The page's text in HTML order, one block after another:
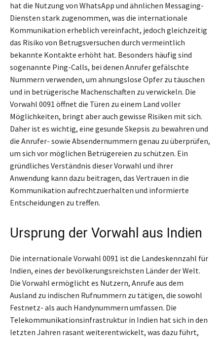
hat die Nutzung von WhatsApp und ähnlichen Messaging-
Diensten stark zugenommen, was die internationale
Kommunikation erheblich vereinfacht, jedoch gleichzeitig
das Risiko von Betrugsversuchen durch vermeintlich
bekannte Kontakte erhöht hat. Besonders häufig sind
sogenannte Ping-Calls, bei denen Anrufer gefälschte
Nummern verwenden, um ahnungslose Opfer zu täuschen
und in betrügerische Machenschaften zu verwickeln. Die
Vorwahl 0091 öffnet die Türen zu einem Land voller
Möglichkeiten, bringt aber auch gewisse Risiken mit sich.
Daher ist es wichtig, eine gesunde Skepsis zu bewahren und
die Anrufer- sowie Absendernummern genau zu überprüfen,
um sich vor möglichen Betrügereien zu schützen. Ein
gründliches Verständnis dieser Vorwahl und ihrer
Anwendung kann dazu beitragen, das Vertrauen in die
Kommunikation aufrechtzuerhalten und informierte
Entscheidungen zu treffen.
Ursprung der Vorwahl aus Indien
Die internationale Vorwahl 0091 ist die Landeskennzahl für
Indien, eines der bevölkerungsreichsten Länder der Welt.
Die Vorwahl ermöglicht es Nutzern, Anrufe aus dem
Ausland zu indischen Rufnummern zu tätigen, die sowohl
Festnetz- als auch Handynummern umfassen. Die
Telekommunikationsinfrastruktur in Indien hat sich in den
letzten Jahren rasant weiterentwickelt, was dazu führt,